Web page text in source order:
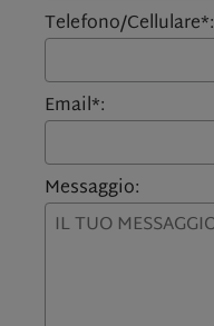
Telefono/Cellulare*:
Email*:
Messaggio: